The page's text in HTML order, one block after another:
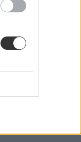
Tankönyvesek